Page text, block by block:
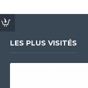
LES PLUS VISITÉS